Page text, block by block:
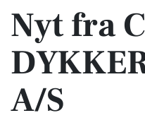
Nyt fra
A/S